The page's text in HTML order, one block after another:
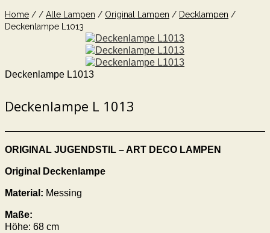
Home / / Alle Lampen / Original Lampen / Decklampen /
Deckenlampe L1013
Deckenlampe L1013
Deckenlampe L 1013
ORIGINAL JUGENDSTIL – ART DECO LAMPEN
Original Deckenlampe
Material: Messing
Maße:
Höhe: 68 cm